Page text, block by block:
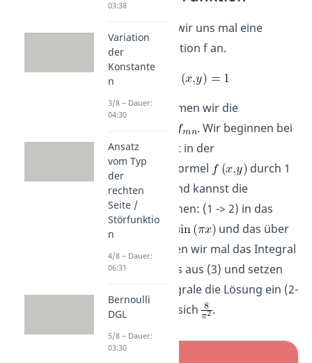
Jetzt schauen wir uns mal eine
konkrete Funktion f an.
Davon bestimmen wir die
. Wir beginnen bei
. Du kannst in der
Koeffizientenformel
durch 1
ersetzen (1) und kannst die
Integrale trennen: (1 -> 2) in das
Integral über
und das über
. Werten wir mal das Integral
über den Sinus aus (3) und setzen
für beide Integrale die Lösung ein (2-
> 4). Es ergibt sich
.
03:38
Variation
der
Konstante
n
3/8 – Dauer:
04:30
Ansatz
vom Typ
der
rechten
Seite /
Störfunktio
n
4/8 – Dauer:
06:31
Bernoulli
DGL
5/8 – Dauer:
03:30